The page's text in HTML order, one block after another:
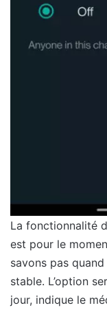
La fonctionnalité
est pour le
savons pas
stable. L’option
jour, indique le